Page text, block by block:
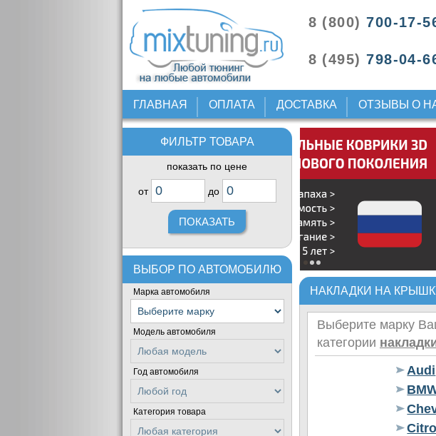
8 (800) 700-17-
8 (495) 798-04-
ГЛАВНАЯ ОПЛАТА ДОСТАВКА ОТЗЫВЫ О
ФИЛЬТР ТОВАРА
показать по цене
от до
ВЫБОР ПО АВТОМОБИЛЮ
Марка автомобиля
Модель автомобиля
Год автомобиля
Категория товара
НАКЛАДКИ НА
Выберите марку
категории
Audi